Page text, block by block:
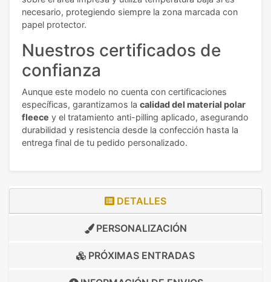
necesario, protegiendo siempre la zona marcada con
papel protector.
Nuestros certificados de
confianza
Aunque este modelo no cuenta con certificaciones
específicas, garantizamos la calidad del material polar
fleece y el tratamiento anti-pilling aplicado, asegurando
durabilidad y resistencia desde la confección hasta la
entrega final de tu pedido personalizado.
DETALLES
PERSONALIZACIÓN
PRÓXIMAS ENTRADAS